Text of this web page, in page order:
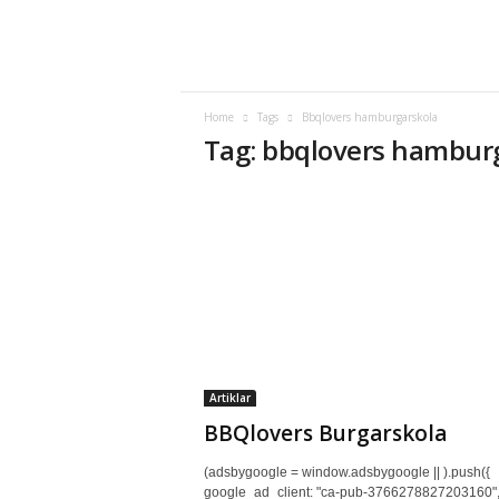
Home Tags Bbqlovers hamburgarskola
Tag: bbqlovers
Artiklar
BBQlovers Burgarskola
(adsbygoogle = window.adsbygoogle || ).push({
google_ad_client: "ca-pub-3766278827203160",